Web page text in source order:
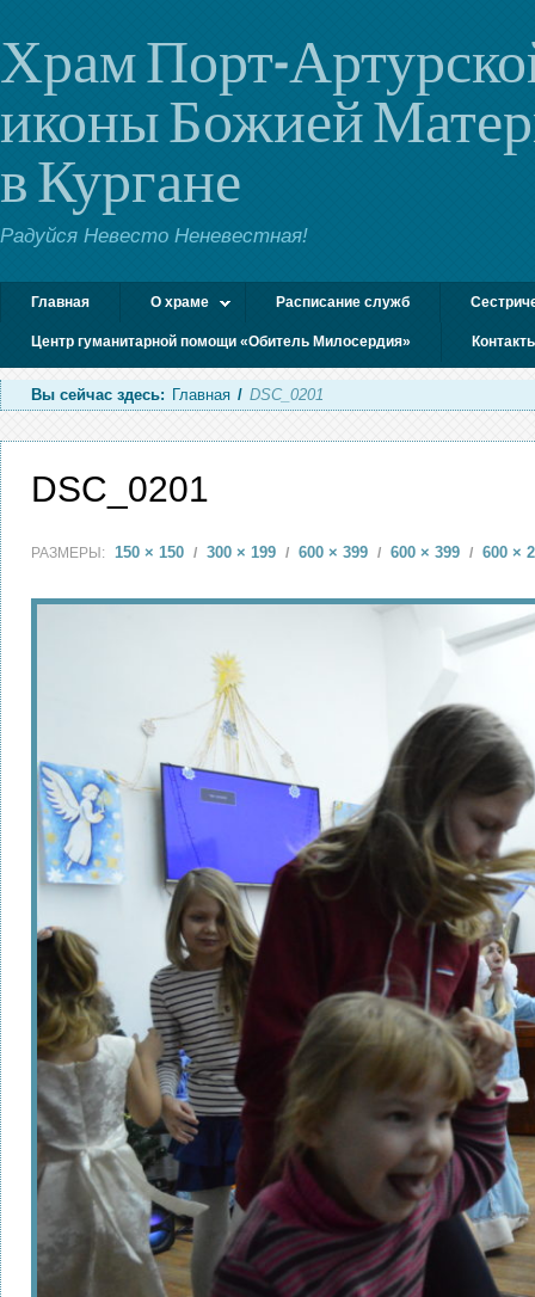
Храм Порт-
иконы Божией
в Кургане
Радуйся Невесто Неневестная!
Главная О храме Расписание служб
Центр гуманитарной помощи «Обитель Милосердия»
Вы сейчас здесь: Главная / DSC_0201
DSC_0201
РАЗМЕРЫ: 150 × 150 / 300 × 199 / 600 × 399 / 600 × 399 / 600 ×